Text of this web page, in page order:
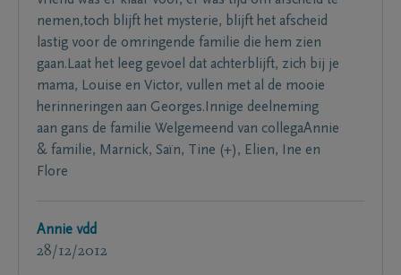
nemen,toch blijft het mysterie, blijft het afscheid
lastig voor de omringende familie die hem zien
gaan.Laat het leeg gevoel dat achterblijft, zich bij je
mama, Louise en Victor, vullen met al de mooie
herinneringen aan Georges.Innige deelneming
aan gans de familie Welgemeend van collegaAnnie
& familie, Marnick, Saïn, Tine (+), Elien, Ine en
Flore
Annie vdd
28/12/2012